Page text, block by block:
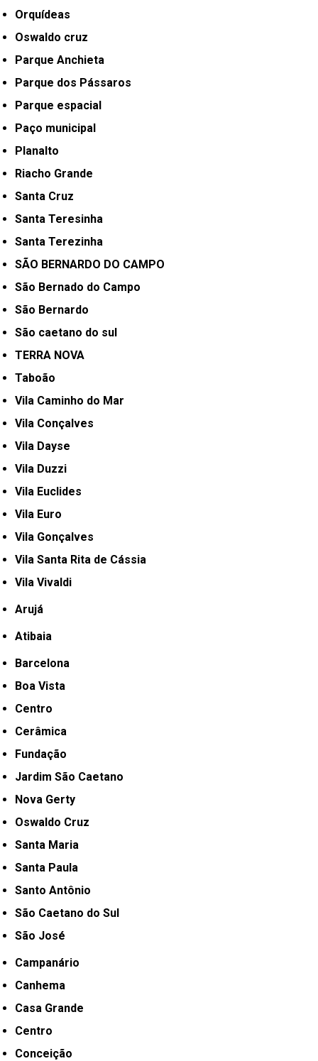
Orquídeas
Oswaldo cruz
Parque Anchieta
Parque dos Pássaros
Parque espacial
Paço municipal
Planalto
Riacho Grande
Santa Cruz
Santa Teresinha
Santa Terezinha
SÃO BERNARDO DO CAMPO
São Bernado do Campo
São Bernardo
São caetano do sul
TERRA NOVA
Taboão
Vila Caminho do Mar
Vila Conçalves
Vila Dayse
Vila Duzzi
Vila Euclides
Vila Euro
Vila Gonçalves
Vila Santa Rita de Cássia
Vila Vivaldi
Arujá
Atibaia
Barcelona
Boa Vista
Centro
Cerâmica
Fundação
Jardim São Caetano
Nova Gerty
Oswaldo Cruz
Santa Maria
Santa Paula
Santo Antônio
São Caetano do Sul
São José
Campanário
Canhema
Casa Grande
Centro
Conceição